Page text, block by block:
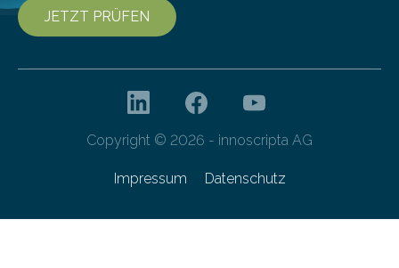
JETZT PRÜFEN
Copyright © 2026 - innoscripta AG
Impressum Datenschutz